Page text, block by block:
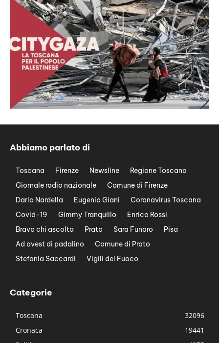
Abbiamo parlato di
Toscana Firenze Newsline
Regione Toscana
Giornale radio nazionale
Comune di Firenze
Dario Nardella
Eugenio Giani
Coronavirus Toscana
Covid-19
Gimmy Tranquillo
Enrico Rossi
Bravo chi ascolta
Prato Sara Funaro
Pisa
Ad ovest di padalino
Comune di Prato
Stefania Saccardi
Vigili del Fuoco
Categorie
Toscana
32096
Cronaca
19441